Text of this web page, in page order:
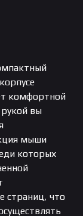
комфортной
рукой вы
мыши
которых
страниц, что